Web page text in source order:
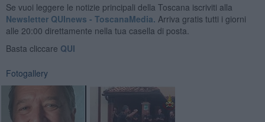
Se vuoi leggere le notizie principali della Toscana iscriviti alla
Newsletter QUInews - ToscanaMedia. Arriva gratis tutti i giorni
alle 20:00 direttamente nella tua casella di posta.
Basta cliccare QUI
Fotogallery